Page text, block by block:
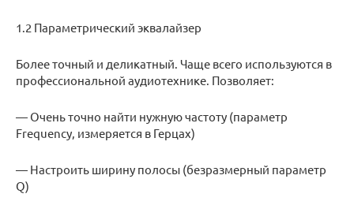
1.2 Параметрический эквалайзер
Более точный и деликатный. Чаще всего используются в
профессиональной аудиотехнике. Позволяет:
— Очень точно найти нужную частоту (параметр
Frequency, измеряется в Герцах)
— Настроить ширину полосы (безразмерный параметр
Q)